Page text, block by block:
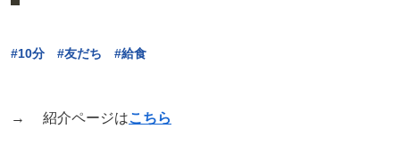
#10分 #友だち #給食
→ 紹介ページはこちら